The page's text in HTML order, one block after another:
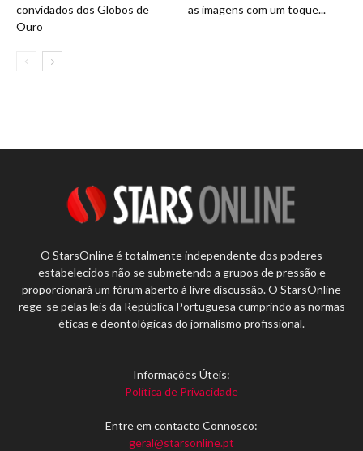
convidados dos Globos de
Ouro
as imagens com um toque...
O StarsOnline é totalmente independente dos poderes
estabelecidos não se submetendo a grupos de pressão e
proporcionará um fórum aberto à livre discussão. O StarsOnline
rege-se pelas leis da República Portuguesa cumprindo as normas
éticas e deontológicas do jornalismo profissional.
Informações Úteis:
Política de Privacidade
Entre em contacto Connosco:
geral@starsonline.pt